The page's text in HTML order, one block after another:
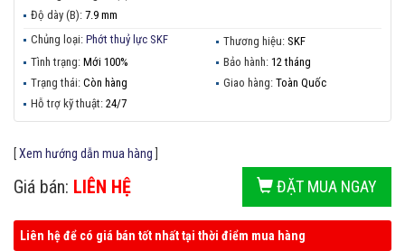
Độ dày (B): 7.9 mm
Chủng loại: Phớt thuỷ lực SKF Thương hiệu: SKF
Tình trạng: Mới 100% Bảo hành: 12 tháng
Trạng thái: Còn hàng Giao hàng: Toàn Quốc
Hỗ trợ kỹ thuật: 24/7
[Xem hướng dẫn mua hàng
Giá bán: LIÊN HỆ ĐẶT MUA NGAY
Liên hệ để có giá bán tốt nhất tại thời điểm mua hàng